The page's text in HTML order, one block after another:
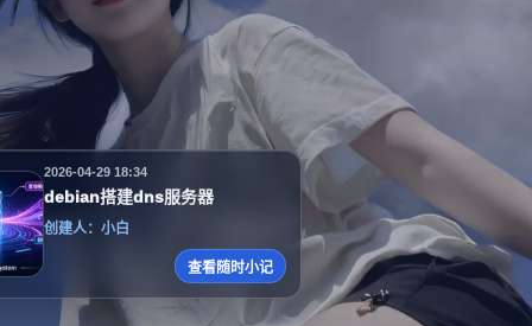
2026-04-29 18:34
debian搭建dns服务器
创建人：小白
查看随时小记